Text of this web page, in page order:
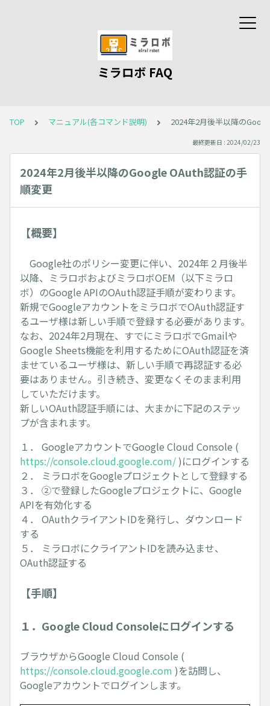
ミラロボ FAQ
TOP マニュアル(各コマンド説明) 2024年2月後半以降の
最終更新日 : 2024/02/23
2024年2月後半以降のGoogle OAuth認証の手
順変更
【概要】
Google社のポリシー変更に伴い、2024年２月後半
以降、ミラロボおよびミラロボOEM（以下ミラロ
ボ）のGoogle APIのOAuth認証手順が変わります。
新規でGoogleアカウントをミラロボでOAuth認証す
るユーザ様は新しい手順で登録する必要があります。
なお、2024年2月現在、すでにミラロボでGmailや
Google Sheets機能を利用するためにOAuth認証を済
ませているユーザ様は、新しい手順で再認証する必
要はありません。引き続き、変更なくそのまま利用
していただけます。
新しいOAuth認証手順には、大まかに下記のステッ
プが含まれます。
１． GoogleアカウントでGoogle Cloud Console (
https://console.cloud.google.com/)にログインする
２． ミラロボをGoogleプロジェクトとして登録する
３． ②で登録したGoogleプロジェクトに、Google
APIを有効化する
４． OAuthクライアントIDを発行し、ダウンロード
する
５． ミラロボにクライアントIDを読み込ませ、
OAuth認証する
【手順】
１．Google Cloud Consoleにログインする
ブラウザからGoogle Cloud Console (
https://console.cloud.google.com )を訪問し、
Googleアカウントでログインします。